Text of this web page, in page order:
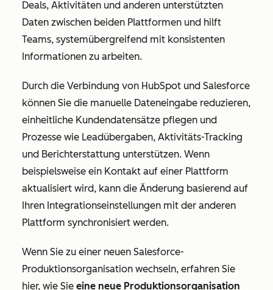
Deals, Aktivitäten und anderen unterstützten
Daten zwischen beiden Plattformen und hilft
Teams, systemübergreifend mit konsistenten
Informationen zu arbeiten.
Durch die Verbindung von HubSpot und Salesforce
können Sie die manuelle Dateneingabe reduzieren,
einheitliche Kundendatensätze pflegen und
Prozesse wie Leadübergaben, Aktivitäts-Tracking
und Berichterstattung unterstützen. Wenn
beispielsweise ein Kontakt auf einer Plattform
aktualisiert wird, kann die Änderung basierend auf
Ihren Integrationseinstellungen mit der anderen
Plattform synchronisiert werden.
Wenn Sie zu einer neuen Salesforce-
Produktionsorganisation wechseln, erfahren Sie
hier, wie Sie eine neue Produktionsorganisation